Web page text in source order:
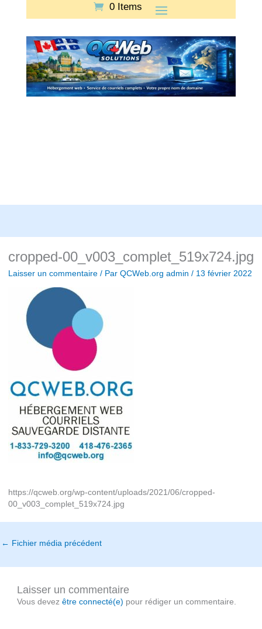
0 Items
cropped-00_v003_complet_519x724.jpg
Laisser un commentaire / Par QCWeb.org admin / 13 février 2022
https://qcweb.org/wp-content/uploads/2021/06/cropped-
00_v003_complet_519x724.jpg
← Fichier média précédent
Laisser un commentaire
Vous devezêtre connecté(e) pour rédiger un commentaire.